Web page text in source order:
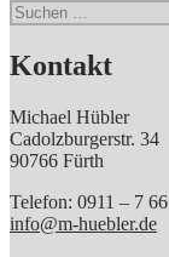
Suchen
nach:
Kontakt
Michael Hübler
Cadolzburgerstr. 34
90766 Fürth
Telefon: 0911 – 7
info@m-huebler.de